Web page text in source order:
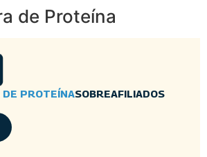
de Proteína
DE PROTEÍNASOBREAFILIADOS